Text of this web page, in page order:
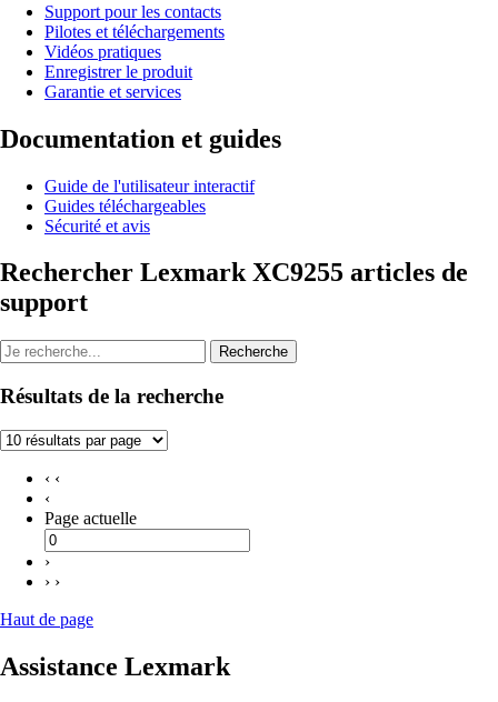
Support pour les contacts
Pilotes et téléchargements
Vidéos pratiques
Enregistrer le produit
Garantie et services
Documentation et guides
Guide de l'utilisateur interactif
Guides téléchargeables
Sécurité et avis
Rechercher Lexmark XC9255 articles de
support
Recherche
Résultats de la recherche
‹ ‹
‹
Page actuelle
›
› ›
Haut de page
Assistance Lexmark